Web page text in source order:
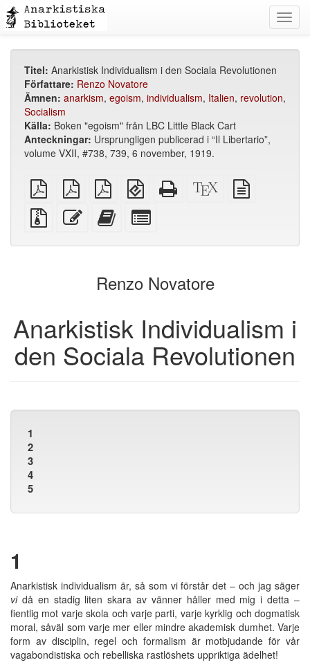
Titel: Anarkistisk Individualism i den Sociala Revolutionen
Författare: Renzo Novatore
Ämnen: anarkism, egoism, individualism, Italien, revolution,
Socialism
Källa: Boken "egoism" från LBC Little Black Cart
Anteckningar: Ursprungligen publicerad i “Il Libertario”,
volume VXII, #738, 739, 6 november, 1919.
plain
PDF
A4
imposed
PDF
Letter
imposed
PDF
EPUB
(för
mobila
enheter)
Fristående
HTML
XeLaTeX
källa
Källfiler
med
Redigera
denna
Lägg
text
bokskaparen
for
bookbuilder
Renzo Novatore
Anarkistisk Individualism i
den Sociala Revolutionen
1
2
3
4
5
1
Anarkistisk individualism är, så som vi förstår det – och jag säger
vidå en stadig liten skara av vänner håller med mig i detta –
fientlig mot varje skola och varje parti, varje kyrklig och dogmatisk
moral, såväl som varje mer eller mindre akademisk dumhet. Varje
form av disciplin, regel och formalism är motbjudande för vår
vagabondistiska och rebelliska rastlöshets uppriktiga ädelhet!